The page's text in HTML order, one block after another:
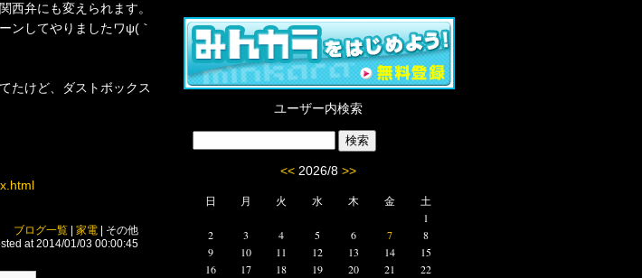
西弁にも変えられます。
ンしてやりましたワψ(｀
たけど、ダストボックス
ブログ一覧 家電 | その他
at 2014/01/03 00:00:45
ユーザー内検索
<< 2026/8 >>
日 月 火 水 木 金
土
1
2
3 4 5 6 7
8
9
10 11 12 13 14
15
16
17 18 19 20 21
22